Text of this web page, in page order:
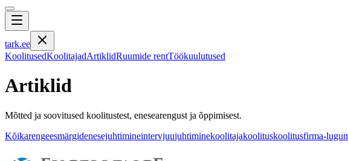
tark.ee
KoolitusedKoolitajadArtiklidRuumide rentTöökuulutused
Artiklid
Mõtted ja soovitused koolitustest, enesearengust ja õppimisest.
Kõikarengeesmärgidenesejuhtimineintervjuujuhtiminekoolitajakoolituskoolitusfirma-lugu